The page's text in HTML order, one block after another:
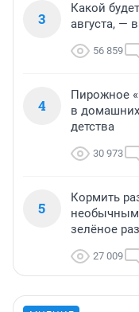
3
Какой
августа, —
56 859
4
Пирожное
в
детства
30 973
5
Кормить
необычным
зелёное
27 009